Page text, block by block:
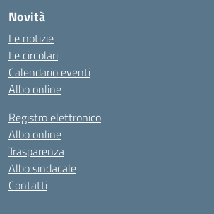
Novità
Le notizie
Le circolari
Calendario eventi
Albo online
Registro elettronico
Albo online
Trasparenza
Albo sindacale
Contatti